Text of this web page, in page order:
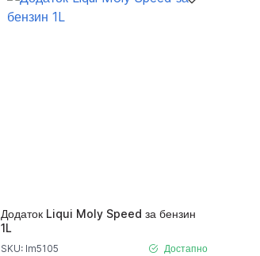
Додаток Liqui Moly Speed за бензин
1L
SKU: lm5105 Достапно